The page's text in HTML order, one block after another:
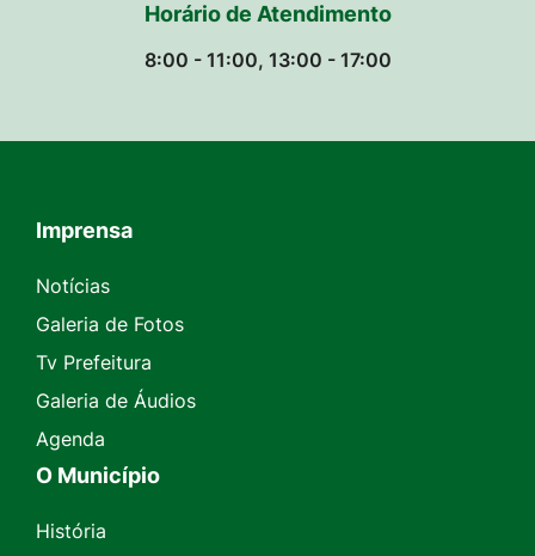
Horário de Atendimento
8:00 - 11:00, 13:00 - 17:00
Seção do Rodapé e Contato
Imprensa
Notícias
Galeria de Fotos
Tv Prefeitura
Galeria de Áudios
Agenda
O Município
História